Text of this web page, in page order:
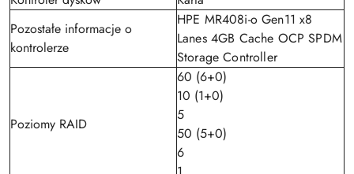
Pozostałe informacje o
kontrolerze
HPE MR408i-o Gen11 x8
Lanes 4GB Cache OCP SPDM
Storage Controller
Poziomy RAID
60 (6+0)
10 (1+0)
5
50 (5+0)
6